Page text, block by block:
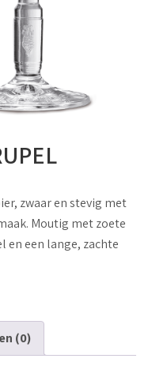
zwaar en stevig met
Moutig met zoete
en een lange, zachte
(0)